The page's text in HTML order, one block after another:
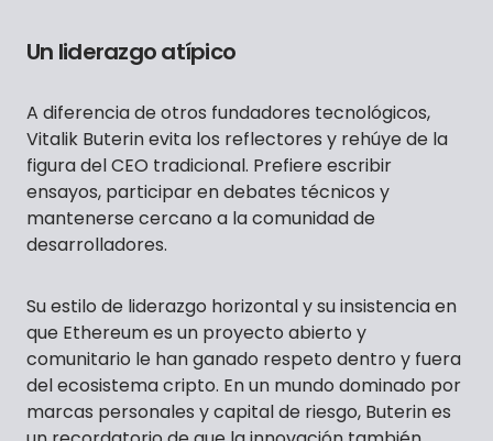
Un liderazgo atípico
A diferencia de otros fundadores tecnológicos,
Vitalik Buterin evita los reflectores y rehúye de la
figura del CEO tradicional. Prefiere escribir
ensayos, participar en debates técnicos y
mantenerse cercano a la comunidad de
desarrolladores.
Su estilo de liderazgo horizontal y su insistencia en
que Ethereum es un proyecto abierto y
comunitario le han ganado respeto dentro y fuera
del ecosistema cripto. En un mundo dominado por
marcas personales y capital de riesgo, Buterin es